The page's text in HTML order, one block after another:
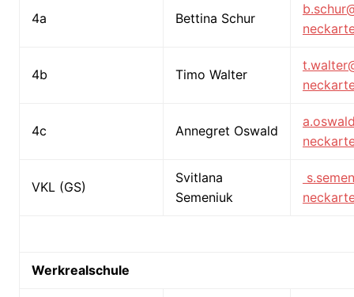
4a Bettina Schur
4b Timo Walter
4c Annegret Oswald
VKL (GS)
Svitlana
Semeniuk
Werkrealschule